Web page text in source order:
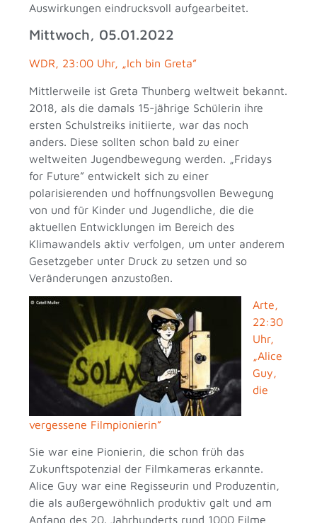
Auswirkungen eindrucksvoll aufgearbeitet.
Mittwoch, 05.01.2022
WDR, 23:00 Uhr, „Ich bin Greta”
Mittlerweile ist Greta Thunberg weltweit bekannt.
2018, als die damals 15-jährige Schülerin ihre
ersten Schulstreiks initiierte, war das noch
anders. Diese sollten schon bald zu einer
weltweiten Jugendbewegung werden. „Fridays
for Future” entwickelt sich zu einer
polarisierenden und hoffnungsvollen Bewegung
von und für Kinder und Jugendliche, die die
aktuellen Entwicklungen im Bereich des
Klimawandels aktiv verfolgen, um unter anderem
Gesetzgeber unter Druck zu setzen und so
Veränderungen anzustoßen.
Arte,
22:30
Uhr,
„Alice
Guy,
die
vergessene Filmpionierin”
Sie war eine Pionierin, die schon früh das
Zukunftspotenzial der Filmkameras erkannte.
Alice Guy war eine Regisseurin und Produzentin,
die als außergewöhnlich produktiv galt und am
Anfang des 20. Jahrhunderts rund 1000 Filme